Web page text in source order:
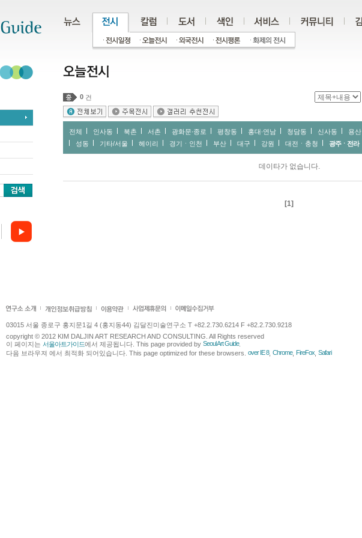
0 건
전체 인사동 북촌 서촌 광화문∙종로 평창동 홍대∙연남 청담동 신사동 용산
성동
기타/서울 헤이리 경기ㆍ인천 부산 대구 강원 대전ㆍ충청 광주ㆍ전라
데이타가 없습니다.
[1]
03015 서울 종로구 홍지문1길 4 (홍지동44) 김달진미술연구소 T +82.2.730.6214 F +82.2.730.9218
copyright © 2012 KIM DALJIN ART RESEARCH AND CONSULTING. All Rights reserved
이 페이지는 서울아트가이드에서 제공됩니다. This page provided by Seoul Art Guide.
다음 브라우져 에서 최적화 되어있습니다. This page optimized for these browsers. over IE 8, Chrome, FireFox Safari